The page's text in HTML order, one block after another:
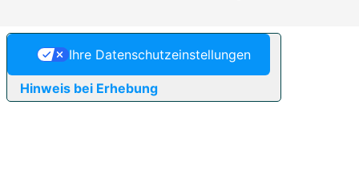
Hinweis bei Erhebung
Ihre Datenschutzeinstellungen